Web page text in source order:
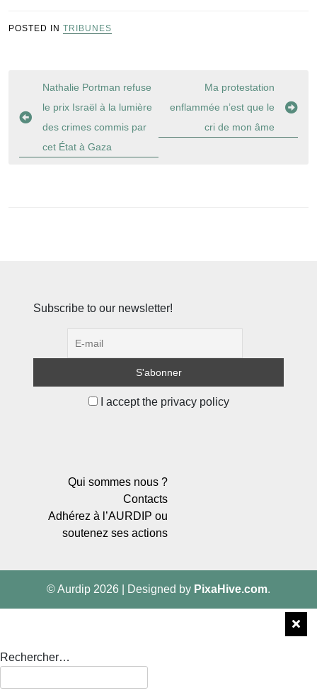
POSTED IN TRIBUNES
Navigation
de
l’article
Nathalie Portman refuse
le prix Israël à la lumière
des crimes commis par
cet État à Gaza
Ma protestation
enflammée n’est que le
cri de mon âme
Subscribe to our newsletter!
I accept the privacy policy
Qui sommes nous ?
Contacts
Adhérez à l’AURDIP ou
soutenez ses actions
© Aurdip 2026 Designed by PixaHive.com.
Rechercher…